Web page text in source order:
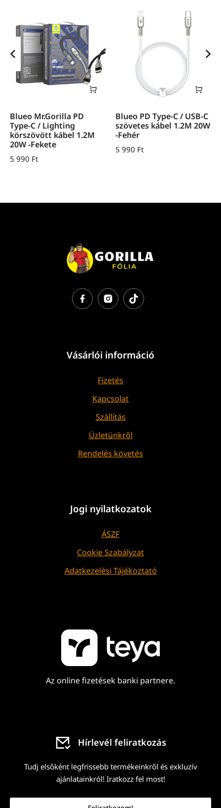
Blueo Mr.Gorilla PD
Type-C / Lighting
körszövött kábel 1.2M
20W -Fekete
5 990 Ft
Blueo PD Type-C / USB-C
szövetes kábel 1.2M 20W
-Fehér
5 990 Ft
Vásárlói információ
Fizetés
Kapcsolat
Szállítás
Üzletünkről
Rendelés követés
Jogi nyilatkozatok
ÁSZF
Cookie Szabályzat
Adatkezelési Tájékoztató
Az online fizetések banki partnere.
Hírlevél feliratkozás
Tudj elsőként legfrissebb termékeinkről és exkluzív
ajánlatainkról! Iratkozz fel most!